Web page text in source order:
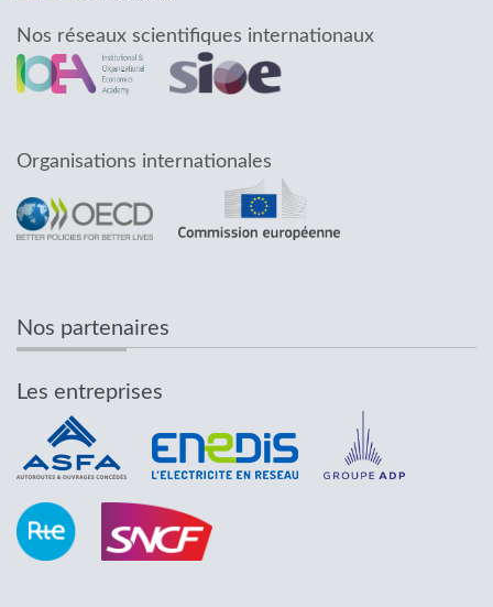
Nos réseaux scientifiques internationaux
Organisations internationales
Nos partenaires
Les entreprises